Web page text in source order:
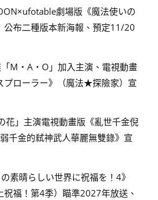
劇場版《魔法使いの
公布二種版本新海報、預定11/20
M・A・O」加入主演、電視動畫
プローラー》（魔法★探險家）宣
花」主演電視動畫版《亂世千金倪
千金的弒神武人華麗無雙錄》宣
素晴らしい世界に祝福を！4》
祝福！第4季）瞄準2027年放送、